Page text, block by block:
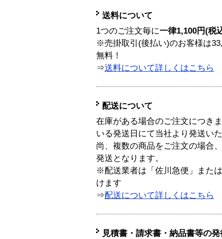
送料について
1つのご注文毎に一律1,100円(税
※売掛取引(後払い)のお客様は
無料！
⇒送料について詳しくはこちら
配送について
在庫がある場合のご注文につき
いる発送日にて当社より発送い
尚、複数の商品をご注文の場合
発送となります。
※配送業者は「佐川急便」また
けます
⇒配送について詳しくはこちら
見積書・請求書・納品書等の